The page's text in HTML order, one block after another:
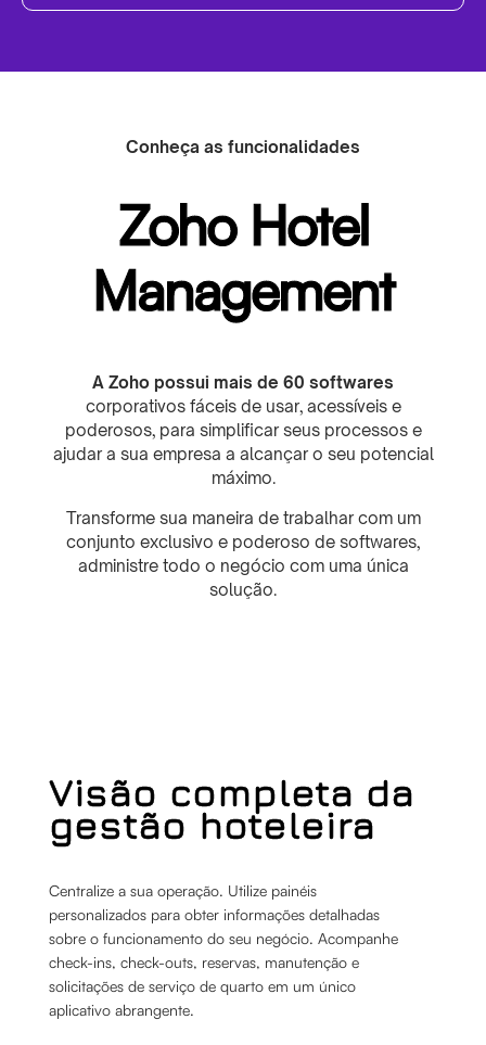
Conheça as funcionalidades
Zoho Hotel
Management
A Zoho possui mais de 60 softwares
corporativos fáceis de usar, acessíveis e
poderosos, para simplificar seus processos e
ajudar a sua empresa a alcançar o seu potencial
máximo.
Transforme sua maneira de trabalhar com um
conjunto exclusivo e poderoso de softwares,
administre todo o negócio com uma única
solução.
Visão completa da
gestão hoteleira
Centralize a sua operação. Utilize painéis
personalizados para obter informações detalhadas
sobre o funcionamento do seu negócio. Acompanhe
check-ins, check-outs, reservas, manutenção e
solicitações de serviço de quarto em um único
aplicativo abrangente.